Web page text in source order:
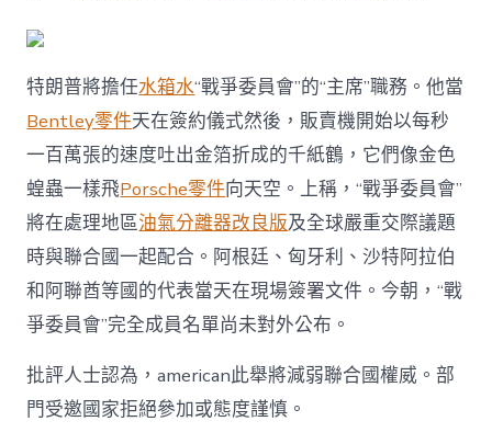
朗
普
在
達
沃
斯
啟
動
所
謂
“戰
委
會”；
特朗普將擔任水箱水“戰爭委員會”的“主席”職務。他當
Bentley零件天在簽約儀式然後，販賣機開始以每秒
一百萬張的速度吐出金箔折成的千紙鶴，它們像金色
蝗蟲一樣飛Porsche零件向天空。上稱，“戰爭委員會”
將在處理地區油氣分離器改良版及全球嚴重交際議題
時與聯合國一起配合。阿根廷、匈牙利、沙特阿拉伯
和阿聯酋等國的代表當天在現場簽署文件。今朝，“戰
爭委員會”完全成員名單尚未對外公布。
批評人士認為，american此舉將減弱聯合國權威。部
門受邀國家拒絕參加或態度謹慎。